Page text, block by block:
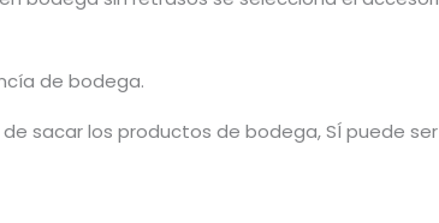
de bodega.
sacar los productos de bodega, SÍ puede